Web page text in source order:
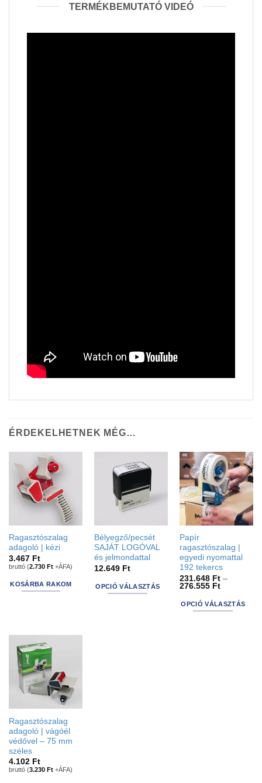
TERMÉKBEMUTATÓ VIDEÓ
ÉRDEKELHETNEK MÉG…
Ragasztószalag
adagoló | kézi
3.467 Ft
bruttó (2.730 Ft+ÁFA)
KOSÁRBA RAKOM
Bélyegző/pecsét
SAJÁT LOGÓVAL
és jelmondattal
12.649 Ft
OPCIÓ VÁLASZTÁS
Papír
ragasztószalag |
egyedi nyomattal
192 tekercs
231.648 Ft –
276.555 Ft
-
276.555 Ft
OPCIÓ VÁLASZTÁS
Ragasztószalag
adagoló | vágóél
védővel – 75 mm
széles
4.102 Ft
bruttó (3.230 Ft+ÁFA)